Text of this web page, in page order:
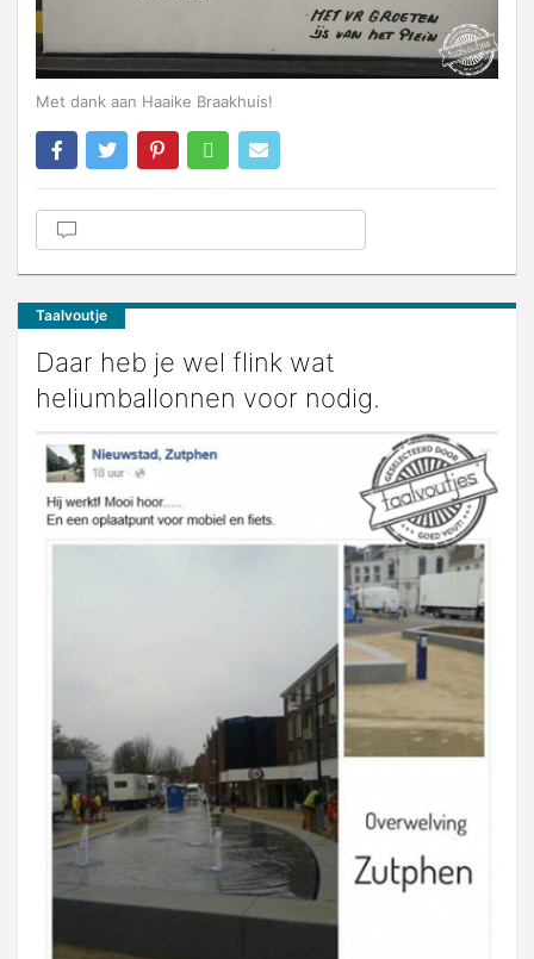
Met dank aan Haaike Braakhuis!
Taalvoutje
Daar heb je wel flink wat
heliumballonnen voor nodig.